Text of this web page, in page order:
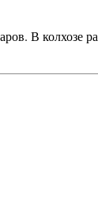
В колхозе